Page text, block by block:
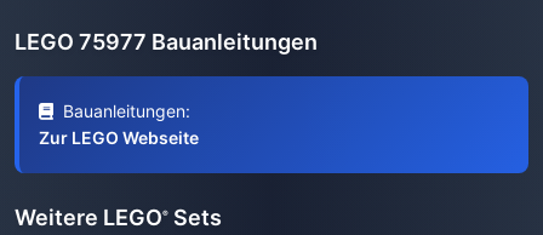
LEGO 75977 Bauanleitungen
Bauanleitungen:
Zur LEGO Webseite
Weitere LEGO® Sets